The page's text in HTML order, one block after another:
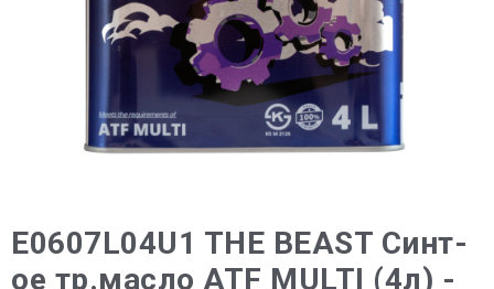
E0607L04U1 THE BEAST Синт-
ое тр.масло ATF MULTI (4л) -